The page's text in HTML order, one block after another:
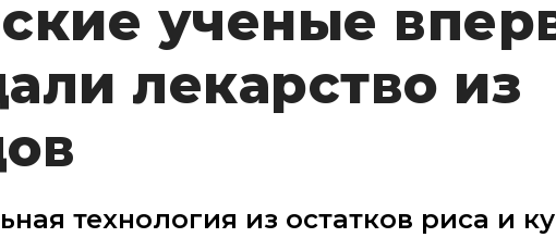
ученые
лекарство из
технология из остатков риса и